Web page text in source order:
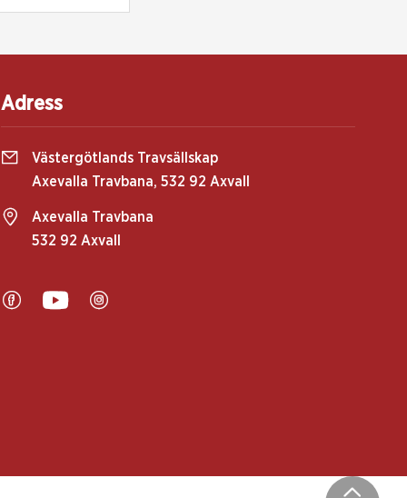
Adress
Västergötlands Travsällskap
Axevalla Travbana, 532 92 Axvall
Axevalla Travbana
532 92 Axvall